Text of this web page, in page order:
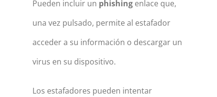
Pueden incluir un phishingenlace que,
una vez pulsado, permite al estafador
acceder a su información o descargar un
virus en su dispositivo.
Los estafadores pueden intentar